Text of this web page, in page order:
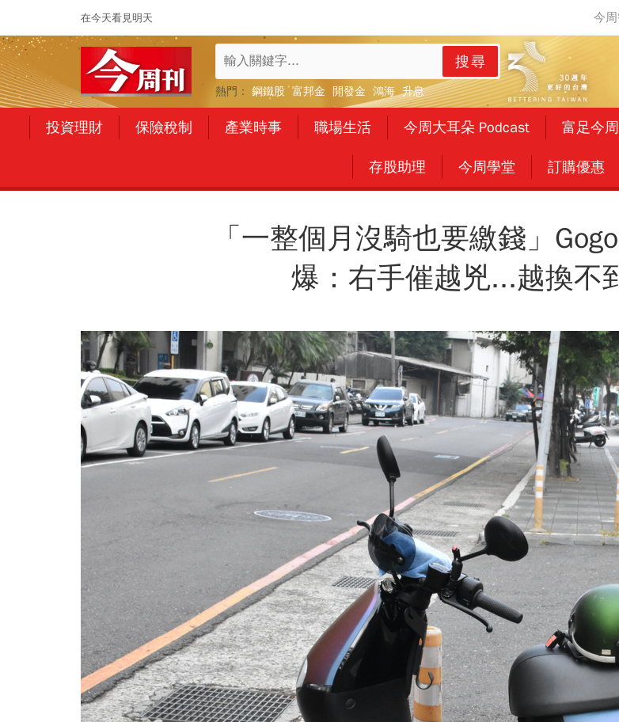
在今天看見明天
搜尋
熱門： 鋼鐵股 富邦金 開發金 鴻海 升息
投資理財 保險稅制 產業時事 職場生活 今周大耳朵 Podcast 富足今
存股助理 今周學堂 訂購優惠
「一整個月沒騎也要繳錢」
爆：右手催越兇...越換不